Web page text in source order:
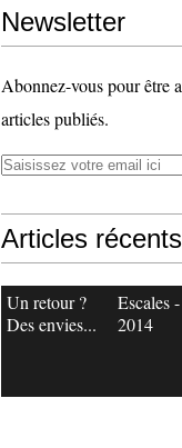
Newsletter
Abonnez-vous pour être
articles publiés.
Articles récents
Un retour ?
Des envies...
Escales
2014